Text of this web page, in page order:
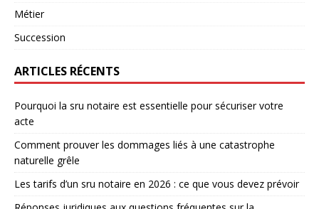
Métier
Succession
ARTICLES RÉCENTS
Pourquoi la sru notaire est essentielle pour sécuriser votre
acte
Comment prouver les dommages liés à une catastrophe
naturelle grêle
Les tarifs d’un sru notaire en 2026 : ce que vous devez prévoir